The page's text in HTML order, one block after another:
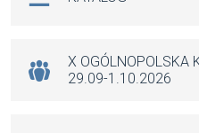
X OGÓLNOPOLSKA
29.09-1.10.2026